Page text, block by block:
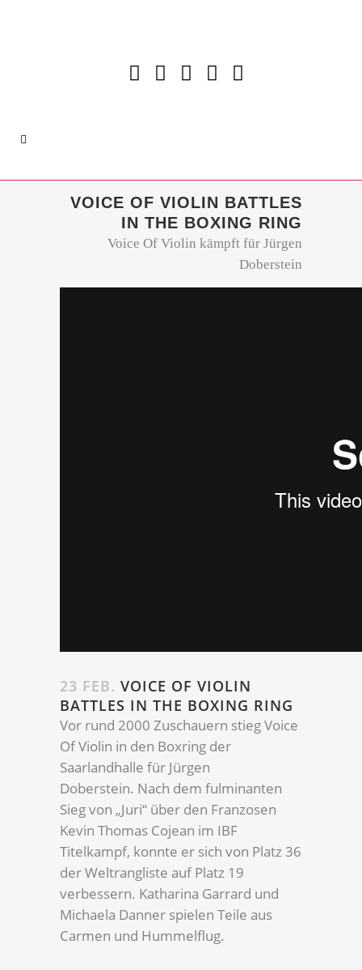
VOICE OF VIOLIN BATTLES
IN THE BOXING RING
Voice Of Violin kämpft für Jürgen
Doberstein
23 FEB. VOICE OF VIOLIN
BATTLES IN THE BOXING RING
Vor rund 2000 Zuschauern stieg Voice
Of Violin in den Boxring der
Saarlandhalle für Jürgen
Doberstein. Nach dem fulminanten
Sieg von „Juri“ über den Franzosen
Kevin Thomas Cojean im IBF
Titelkampf, konnte er sich von Platz 36
der Weltrangliste auf Platz 19
verbessern. Katharina Garrard und
Michaela Danner spielen Teile aus
Carmen und Hummelflug.